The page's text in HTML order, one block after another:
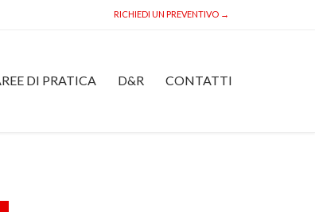
RICHIEDI UN PREVENTIVO →
DI PRATICA D&R CONTATTI